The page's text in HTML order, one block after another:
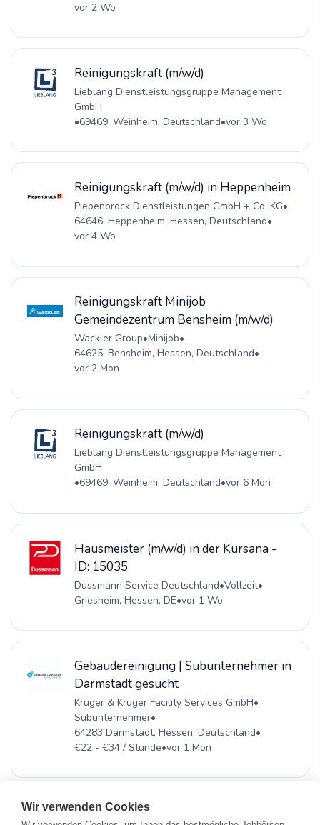
vor 2 Wo
Reinigungskraft (m/w/d)
Lieblang Dienstleistungsgruppe Management
GmbH
•69469, Weinheim, Deutschland•vor 3 Wo
Reinigungskraft (m/w/d) in Heppenheim
Piepenbrock Dienstleistungen GmbH + Co. KG•
64646, Heppenheim, Hessen, Deutschland•
vor 4 Wo
Reinigungskraft Minijob
Gemeindezentrum Bensheim (m/w/d)
Wackler Group•Minijob•
64625, Bensheim, Hessen, Deutschland•
vor 2 Mon
Reinigungskraft (m/w/d)
Lieblang Dienstleistungsgruppe Management
GmbH
•69469, Weinheim, Deutschland•vor 6 Mon
Hausmeister (m/w/d) in der Kursana -
ID: 15035
Dussmann Service Deutschland•Vollzeit•
Griesheim, Hessen, DE•vor 1 Wo
Gebäudereinigung | Subunternehmer in
Darmstadt gesucht
Krüger & Krüger Facility Services GmbH•
Subunternehmer•
64283 Darmstadt, Hessen, Deutschland•
€22 - €34 / Stunde•vor 1 Mon
Wir verwenden Cookies